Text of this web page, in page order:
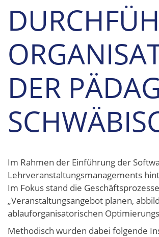
DER
Im Rahmen der Einführung der
Lehrveranstaltungsmanagements
Im Fokus stand die
„Veranstaltungsangebot planen,
ablauforganisatorischen
Methodisch wurden dabei folgende